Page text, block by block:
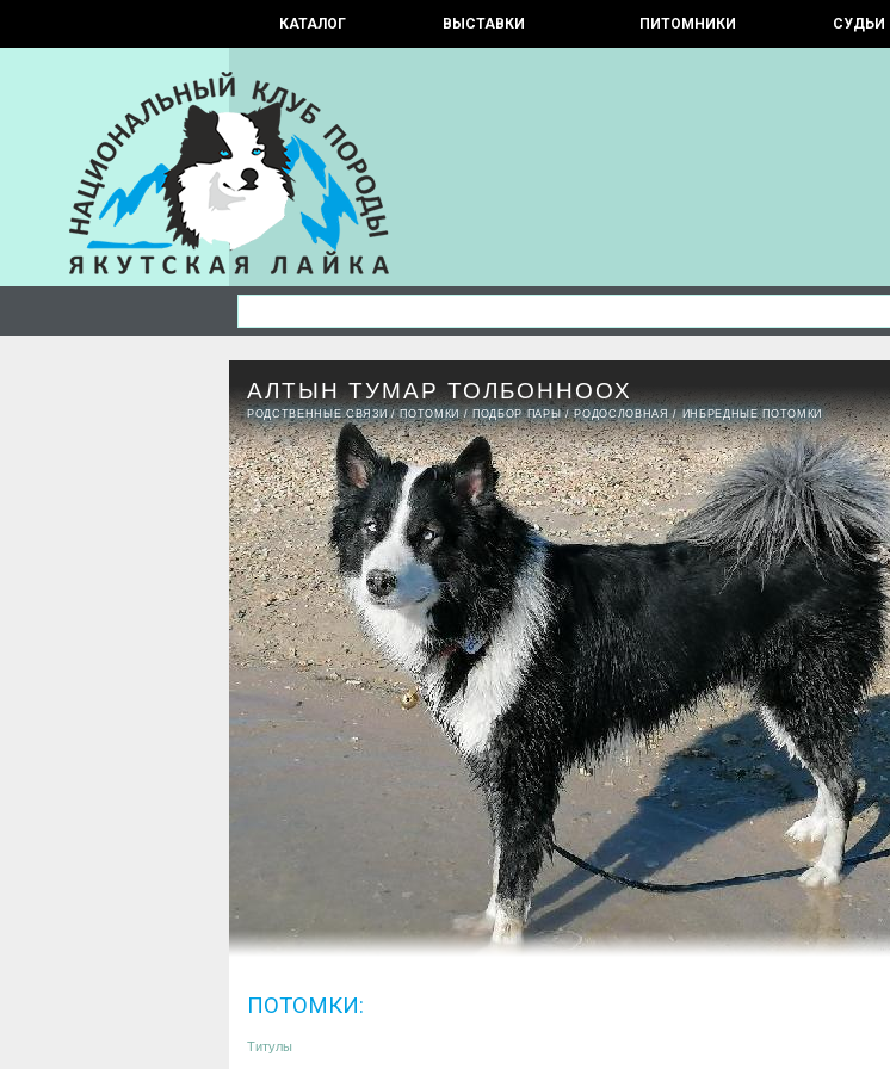
КАТАЛОГ ВЫСТАВКИ ПИТОМНИКИ СУДЬИ
АЛТЫН ТУМАР ТОЛБОННООХ
РОДСТВЕННЫЕ СВЯЗИ/ ПОТОМКИ/ПОДБОР ПАРЫ/РОДОСЛОВНАЯ/ИНБРЕДНЫЕ ПОТОМКИ
ПОТОМКИ:
Титулы